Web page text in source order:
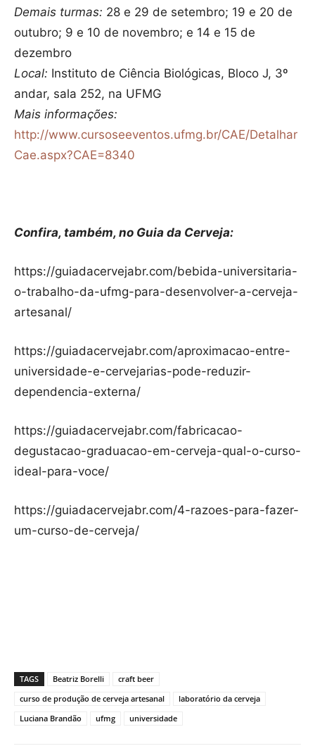
Demais turmas: 28 e 29 de setembro; 19 e 20 de
outubro; 9 e 10 de novembro; e 14 e 15 de
dezembro
Local: Instituto de Ciência Biológicas, Bloco J, 3º
andar, sala 252, na UFMG
Mais informações:
http://www.cursoseeventos.ufmg.br/CAE/Detalhar
Cae.aspx?CAE=8340
Confira, também, no Guia da Cerveja:
https://guiadacervejabr.com/bebida-universitaria-
o-trabalho-da-ufmg-para-desenvolver-a-cerveja-
artesanal/
https://guiadacervejabr.com/aproximacao-entre-
universidade-e-cervejarias-pode-reduzir-
dependencia-externa/
https://guiadacervejabr.com/fabricacao-
degustacao-graduacao-em-cerveja-qual-o-curso-
ideal-para-voce/
https://guiadacervejabr.com/4-razoes-para-fazer-
um-curso-de-cerveja/
TAGS Beatriz Borelli
craft beer
curso de produção de cerveja artesanal
laboratório da cerveja
Luciana Brandão
ufmg universidade